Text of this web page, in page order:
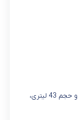
داشتن قفل ایمنی کودک باعث شده است تا در خانه های که کودک دارند مراحل پخت کامل و در امنیت برای کودکان انجام شود. درب این محصول از راست به چپ باز می شود. این دستگاه با توجه به ابعاد و حجم 43 لیتری،